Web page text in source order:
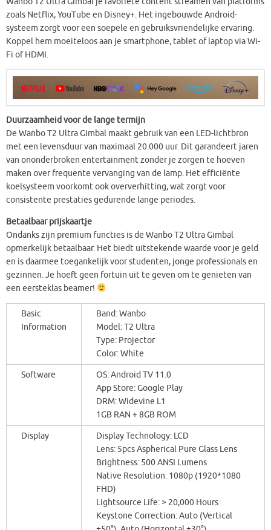
zoals Netflix, YouTube en Disney+. Het ingebouwde Android-
systeem zorgt voor een soepele en gebruiksvriendelijke ervaring.
Koppel hem moeiteloos aan je smartphone, tablet of laptop via Wi-
Fi of HDMI.
Duurzaamheid voor de lange termijn
De Wanbo T2 Ultra Gimbal maakt gebruik van een LED-lichtbron
met een levensduur van maximaal 20.000 uur. Dit garandeert jaren
van ononderbroken entertainment zonder je zorgen te hoeven
maken over frequente vervanging van de lamp. Het efficiënte
koelsysteem voorkomt ook oververhitting, wat zorgt voor
consistente prestaties gedurende lange periodes.
Betaalbaar prijskaartje
Ondanks zijn premium functies is de Wanbo T2 Ultra Gimbal
opmerkelijk betaalbaar. Het biedt uitstekende waarde voor je geld
en is daarmee toegankelijk voor studenten, jonge professionals en
gezinnen. Je hoeft geen fortuin uit te geven om te genieten van
een eersteklas beamer!
Basic
Information
Band: Wanbo
Model: T2 Ultra
Type: Projector
Color: White
Software
OS: Android TV 11.0
App Store: Google Play
DRM: Widevine L1
1GB RAN + 8GB ROM
Display
Display Technology: LCD
Lens: 5pcs Aspherical Pure Glass Lens
Brightness: 500 ANSI Lumens
Native Resolution: 1080p (1920*1080
FHD)
Lightsource Life: > 20,000 Hours
Keystone Correction: Auto (Vertical